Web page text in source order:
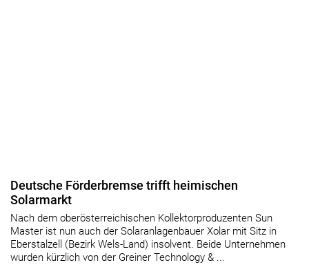
Deutsche Förderbremse trifft heimischen
Solarmarkt
Nach dem oberösterreichischen Kollektorproduzenten Sun
Master ist nun auch der Solaranlagenbauer Xolar mit Sitz in
Eberstalzell (Bezirk Wels-Land) insolvent. Beide Unternehmen
wurden kürzlich von der Greiner Technology & ...